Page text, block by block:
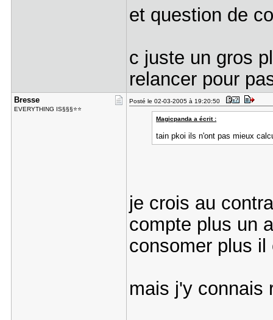
et question de
c juste un gros
relancer pour
Bresse
EVERYTHING IS§§§⭐⭐
Posté le 02-03-2005 à 19:20:50
Magicpanda a écrit :
tain pkoi ils n'ont pas mieux
je crois au
compte plus un
consomer plus
mais j'y connais